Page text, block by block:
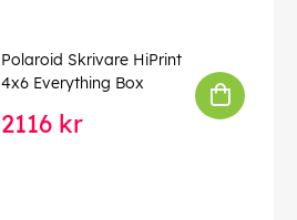
Polaroid Skrivare HiPrint
4x6 Everything Box
2116 kr